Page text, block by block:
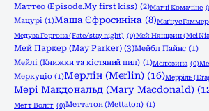
Маттео (Episode.My first kiss) (2)Матчі Комачіне
Мацурі (1)Маша Єфросиніна (8)Маґнус
Медуза Горгона (Fate/stay night) (0)Мей Нянцзин (Mei
Мей Паркер (May Parker) (3)Мейбл Пайнс (1)
Мейлі (Книжки та кістяний пил) (1)Мелюзина (0)
Меркуціо (1)Мерлін (Merlin) (16)Мерріль
Мері Макдональд (Mary Macdonald)
Метт Волст (0)Меттатон (Mettaton) (1)